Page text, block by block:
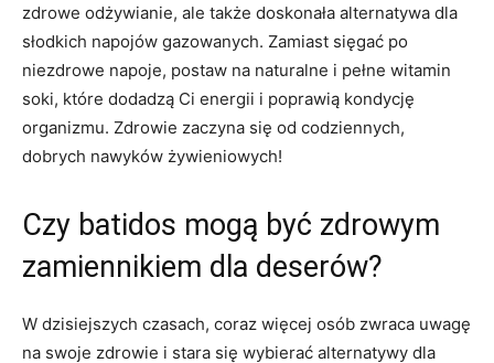
zdrowe odżywianie, ale także doskonała‌ alternatywa dla
słodkich ⁢napojów gazowanych. Zamiast⁢ sięgać po
niezdrowe napoje, postaw na naturalne ⁢i pełne‍ witamin
soki, które dodadzą Ci energii i poprawią ⁣kondycję
organizmu. Zdrowie⁣ zaczyna ‍się ‍od codziennych,
dobrych nawyków żywieniowych!
Czy batidos mogą ‍być zdrowym
zamiennikiem‌ dla deserów?
W dzisiejszych czasach, coraz więcej osób zwraca ⁤uwagę
na swoje zdrowie i stara się wybierać alternatywy dla